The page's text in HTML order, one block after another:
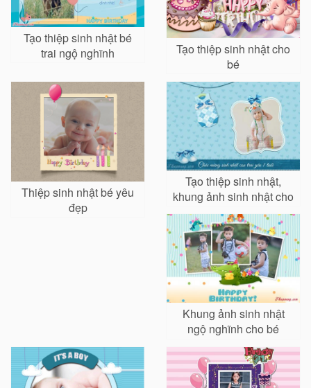
Tạo thiệp sinh nhật bé
trai ngộ nghĩnh
Tạo thiệp sinh nhật cho
bé
Thiệp sinh nhật bé yêu
đẹp
Tạo thiệp sinh nhật,
khung ảnh sinh nhật cho
bé trai
Khung ảnh sinh nhật
ngộ nghĩnh cho bé